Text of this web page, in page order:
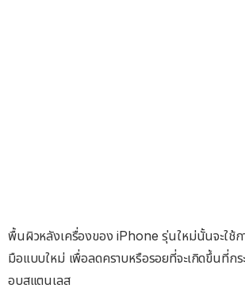
พื้นผิวหลังเครื่องของ iPhone รุ่นใหม่นั้นจะใช้ก
มือแบบใหม่ เพื่อลดคราบหรือรอยที่จะเกิดขึ้นที่กร
อบสแตนเลส